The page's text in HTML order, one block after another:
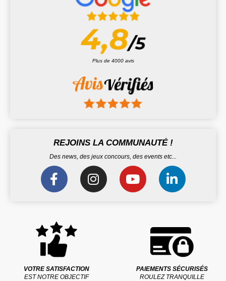
Plus de 4000 avis
REJOINS LA COMMUNAUTÉ !
Des news, des jeux concours, des events etc...
VOTRE SATISFACTION
EST NOTRE OBJECTIF
PAIEMENTS SÉCURISÉS
ROULEZ TRANQUILLE